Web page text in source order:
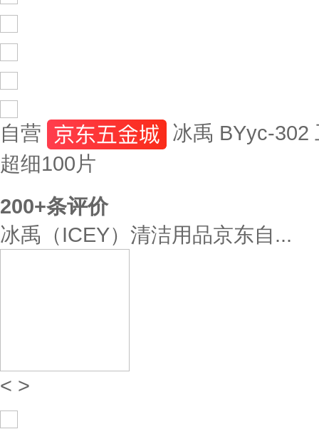
自营
冰禹 BYyc-302
超细100片
200+条评价
冰禹（ICEY）清洁用品京东自...
< >